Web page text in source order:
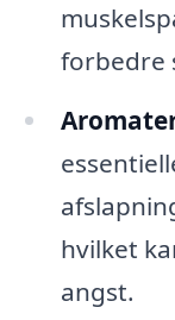
forbedre
hvilket
angst.